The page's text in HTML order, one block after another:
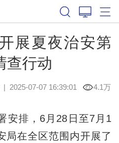
展夏夜治安第
查行动
2025-07-07 16:39:01 4.1万
排，6月28日至7月1
局在全区范围内开展了